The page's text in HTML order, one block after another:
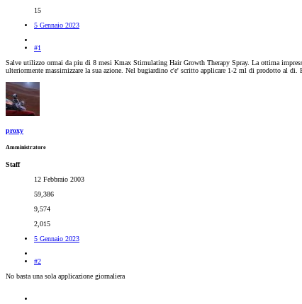
15
5 Gennaio 2023
#1
Salve utilizzo ormai da piu di 8 mesi Kmax Stimulating Hair Growth Therapy Spray. La ottima
ulteriormente massimizzare la sua azione. Nel bugiardino c'e' scritto applicare 1-2 ml di prodotto al
proxy
Amministratore
Staff
12 Febbraio 2003
59,386
9,574
2,015
5 Gennaio 2023
#2
No basta una sola applicazione giornaliera